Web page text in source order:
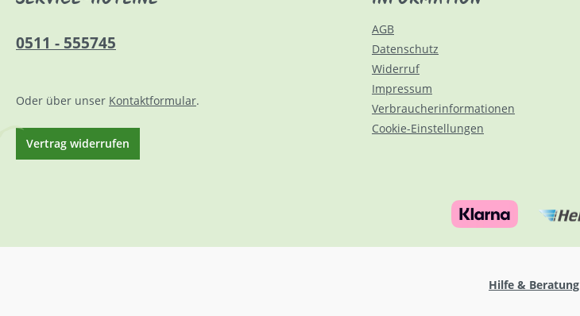
0511 - 555745
Oder über unser Kontaktformular.
Vertrag widerrufen
AGB
Datenschutz
Widerruf
Impressum
Verbraucherinformationen
Cookie-Einstellungen
Hilfe & Beratung